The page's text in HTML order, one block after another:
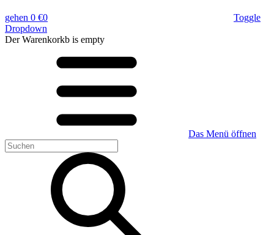
gehen 0 €0
Toggle
Dropdown
Der Warenkorkb is empty
Das Menü öffnen